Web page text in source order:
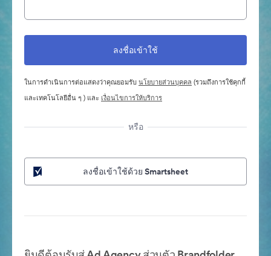
ในการดำเนินการต่อแสดงว่าคุณยอมรับนโยบายส่วนบุคคล (รวมถึงการใช้คุกกี้
และเทคโนโลยีอื่น ๆ ) และ เงื่อนไขการให้บริการ
หรือ
ลงชื่อเข้าใช้ด้วย Smartsheet